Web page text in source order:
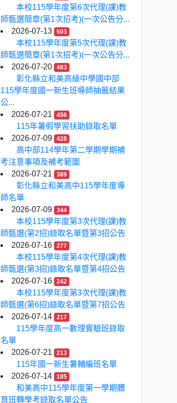
本校115學年度第6次代理(課)教
師甄選簡章(第1次招考)(一次公告分...
2026-07-13
503
本校115學年度第5次代理(課)教
師甄選簡章(第1次招考)(一次公告分...
2026-07-20
483
彰化縣立和美高級中學國中部
115學年度國一新生班導師抽籤結果
公...
2026-07-21
456
115年暑假學習扶助錄取名單
2026-07-09
428
高中部114學年第二學期學期補
考注意事項及補考範圍
2026-07-21
389
彰化縣立和美高中115學年度導
師名單
2026-07-09
344
本校115學年度第3次代理(課)教
師甄選(第2招)錄取名單暨第3招公告
2026-07-16
277
本校115學年度第4次代理(課)教
師甄選(第3招)錄取名單暨第4招公告
2026-07-16
242
本校115學年度第3次代理(課)教
師甄選(第6招)錄取名單暨第7招公告
2026-07-14
217
115學年度高一數理實驗班錄取
名單
2026-07-21
213
115年國一新生暑輔編班名單
2026-07-14
185
和美高中115學年度第一學期體
育班轉學考錄取名單公告